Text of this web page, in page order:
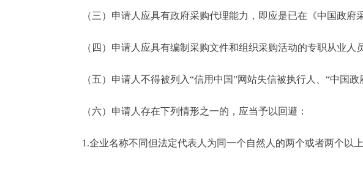
（三）申请人应具有政府采购代理能力，即应是已在《中国政府
（四）申请人应具有编制采购文件和组织采购活动的专职从业人
（五）申请人不得被列入“信用中国”网站失信被执行人、“中国政
（六）申请人存在下列情形之一的，应当予以回避：
1.企业名称不同但法定代表人为同一个自然人的两个或者两个以上